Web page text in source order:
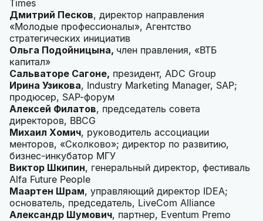
Times
Дмитрий Песков, директор направления
«Молодые профессионалы», Агентство
стратегических инициатив
Ольга Подойницына, член правления, «ВТБ
капитал»
Сальваторе Сагоне, президент, ADC Group
Ирина Узикова, Industry Marketing Manager, SAP;
продюсер, SAP-форум
Алексей Филатов, председатель совета
директоров, BBСG
Михаил Хомич, руководитель ассоциации
менторов, «Сколково»; директор по развитию,
бизнес-инкубатор МГУ
Виктор Шкипин, генеральный директор, фестиваль
Alfa Future People
Маартен Шрам, управляющий директор IDEA;
основатель, председатель, LiveCom Alliance
Александр Шумович, партнер, Eventum Premo